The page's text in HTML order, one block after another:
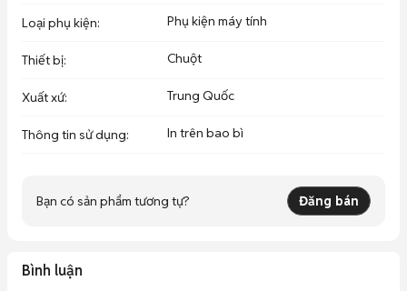
Loại phụ kiện: Phụ kiện máy tính
Thiết bị: Chuột
Xuất xứ: Trung Quốc
Thông tin sử dụng: In trên bao bì
Bạn có sản phẩm tương tự? Đăng bán
Bình luận